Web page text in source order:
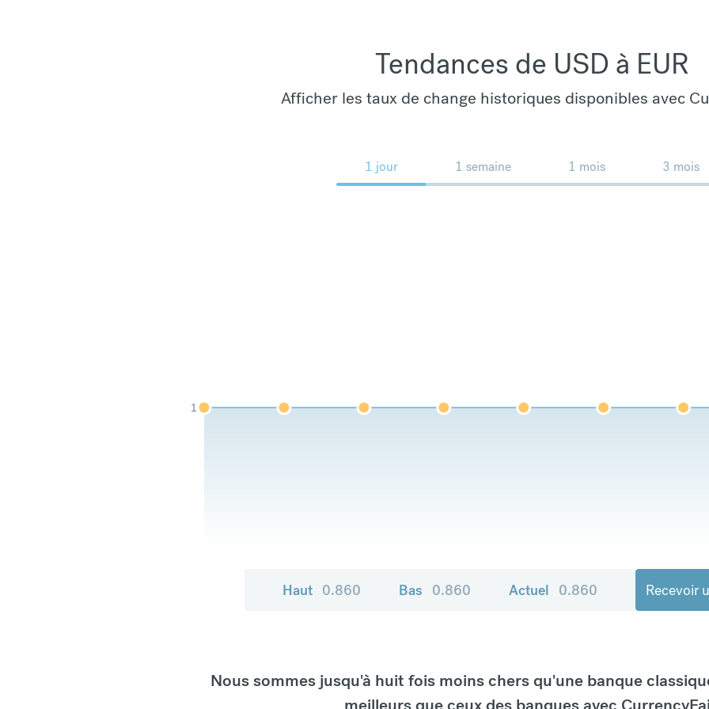
Tendances de USD à EUR
Afficher les taux de change historiques disponibles avec
1 jour 1 semaine 1 mois 3 mois
1
Haut 0.860 Bas 0.860 Actuel 0.860 Recevoir
Nous sommes jusqu'à huit fois moins chers qu'une banque
meilleurs que ceux des banques avec